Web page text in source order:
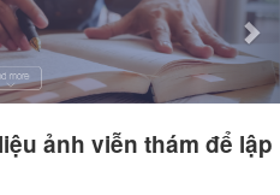
ảnh viễn thám để lập